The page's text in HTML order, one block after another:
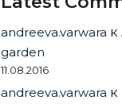
andreeva.varwara к
garden
11.08.2016
andreeva.varwara к